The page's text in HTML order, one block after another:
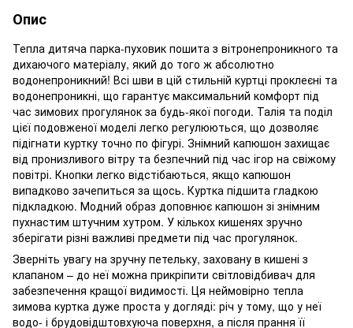
Опис
Тепла дитяча парка-пуховик пошита з вітронепроникного та
дихаючого матеріалу, який до того ж абсолютно
водонепроникний! Всі шви в цій стильній куртці проклеєні та
водонепроникні, що гарантує максимальний комфорт під
час зимових прогулянок за будь-якої погоди. Талія та поділ
цієї подовженої моделі легко регулюються, що дозволяє
підігнати куртку точно по фігурі. Знімний капюшон захищає
від пронизливого вітру та безпечний під час ігор на свіжому
повітрі. Кнопки легко відстібаються, якщо капюшон
випадково зачепиться за щось. Куртка підшита гладкою
підкладкою. Модний образ доповнює капюшон зі знімним
пухнастим штучним хутром. У кількох кишенях зручно
зберігати різні важливі предмети під час прогулянок.
Зверніть увагу на зручну петельку, заховану в кишені з
клапаном – до неї можна прикріпити світловідбивач для
забезпечення кращої видимості. Ця неймовірно тепла
зимова куртка дуже проста у догляді: річ у тому, що у неї
водо- і брудовідштовхуюча поверхня, а після прання її